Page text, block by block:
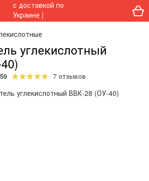
углекислотный
7 отзывов